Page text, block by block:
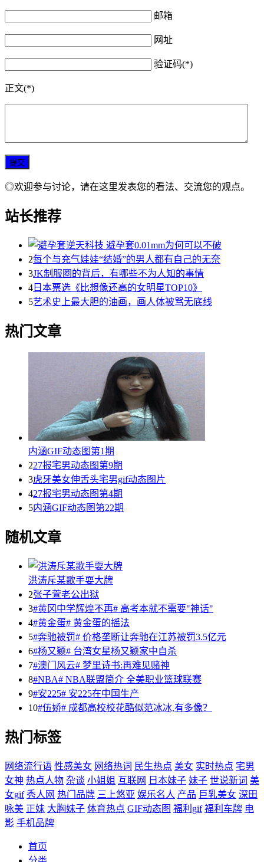
邮箱
网址
验证码(*)
正文(*)
◎欢迎参与讨论，请在这里发表您的看法、交流您的观点。
站长推荐
2每个与充气娃娃“结婚”的男人都有自己的无奈
3JK制服圈的背后，有哪些不为人知的事情
4 日本票选《比想像还高的女明星TOP10》
5艺术史上最大胆的油画，画人体被骂无底线
热门文章
内涵GIF动态图第1期
227报宅男动态图第9期
3虎牙美女伸舌头宅男gif动态图片
427报宅男动态图第4期
5内涵GIF动态图第22期
随机文章
洪涛斥某歌手耍大牌
2张子萱老公出狱
3#黄冈中学辉煌不再# 高考本就不需要"神话"
4#黄金蛋# 黄金蛋的摇法
5#奔驰被罚# 价格垄断让奔驰在江苏被罚3.5亿元
6#杨又颖# 台湾女星杨又颖家中自杀
7#澳门风云# 梦里诗书:再难见赌神
8#NBA# NBA联盟简介 全美职业篮球联赛
9#安225# 安225在中国生产
10#伍娇# 成都高校校花酷似范冰冰,有多像？
热门标签
网络流行语 性感美女 网络热词 民生热点 美女 实时热点 宅男
女神 热点人物 杂谈 小姐姐 互联网 日本妹子 妹子 世说新词 美
女gif 秀人网 热门品牌 三上悠亚 娱乐名人 产品 巨乳美女 深田
咏美 正妹 大胸妹子 体育热点 GIF动态图 福利gif 福利车牌 电
影 手机品牌
首页